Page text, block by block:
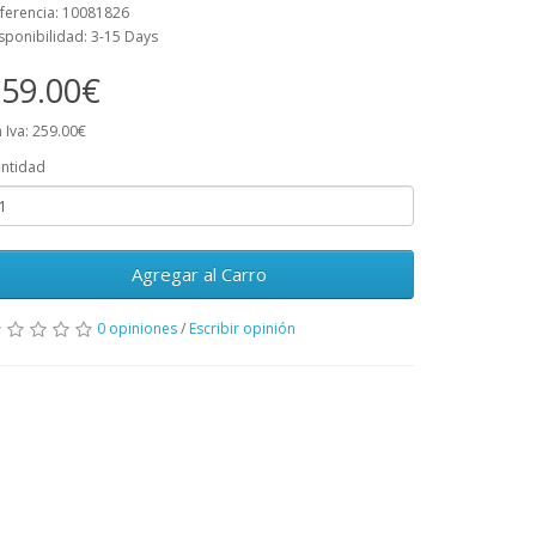
10081826
3-15 Days
Iva: 259.00€
Agregar al Carro
0 opiniones/ Escribir opinión